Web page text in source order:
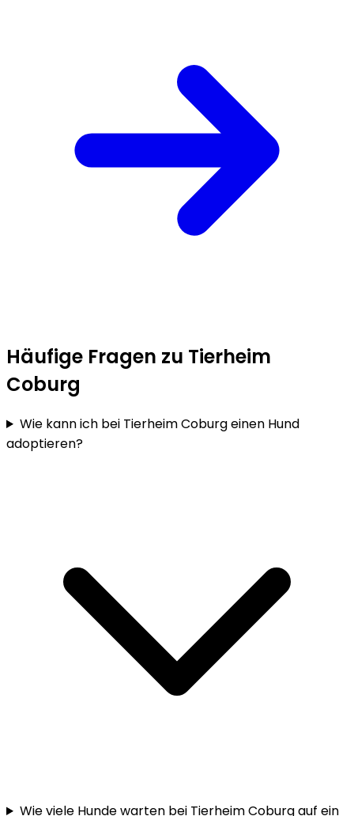
Häufige Fragen zu Tierheim
Coburg
Wie kann ich bei Tierheim Coburg einen Hund
adoptieren?
Wie viele Hunde warten bei Tierheim Coburg auf ein